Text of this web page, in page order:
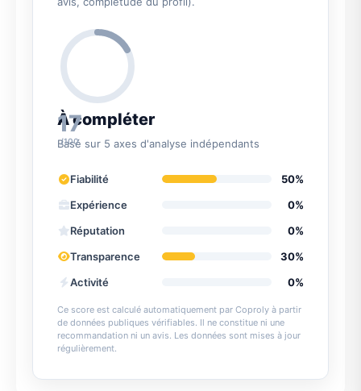
17
/100
À compléter
Basé sur 5 axes d'analyse indépendants
Fiabilité
50%
Expérience
0%
Réputation
0%
Transparence
30%
Activité
0%
Ce score est calculé automatiquement par Coproly à partir
de données publiques vérifiables. Il ne constitue ni une
recommandation ni un avis. Les données sont mises à jour
régulièrement.